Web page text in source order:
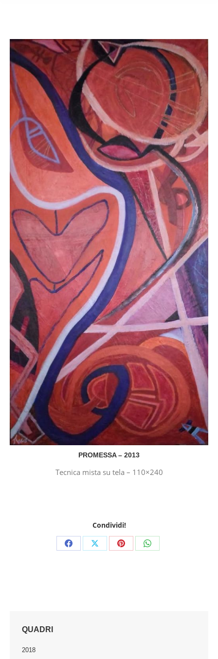
PROMESSA – 2013
Tecnica mista su tela – 110×240
Condividi!
Share Share Share Share
QUADRI
2018